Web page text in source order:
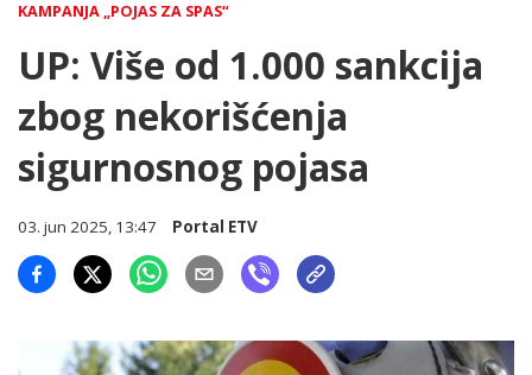
KAMPANJA „POJAS ZA SPAS“
UP: Više od 1.000 sankcija
zbog nekorišćenja
sigurnosnog pojasa
03. jun 2025, 13:47 Portal ETV